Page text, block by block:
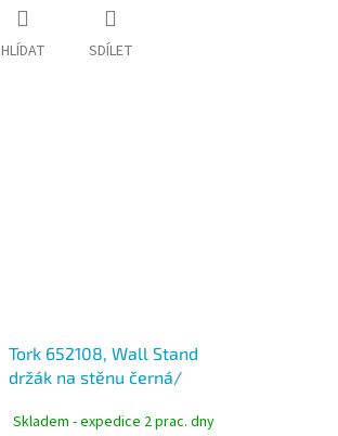
HLÍDAT SDÍLET
Tork 652108, Wall Stand
držák na stěnu černá/
Skladem - expedice 2 prac. dny